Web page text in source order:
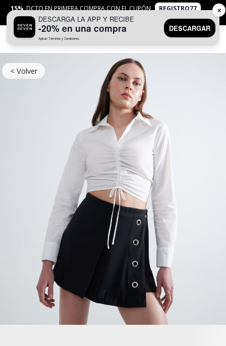
15% DCTO EN PRIMERA COMPRA CON EL CUPÓN
REGISTRO77
APLICANTYC
< Volver
DESCARGA LA APP Y RECIBE
-20% en una compra
Aplican Términos y Condiciones
DESCARGAR
✕